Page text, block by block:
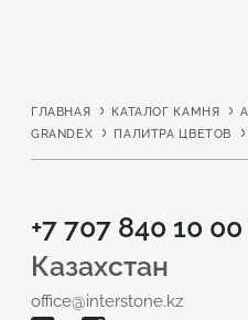
ГЛАВНАЯ КАТАЛОГ КАМНЯ
GRANDEX
ПАЛИТРА ЦВЕТОВ
+7 707 840 10 00
Казахстан
office@interstone.kz